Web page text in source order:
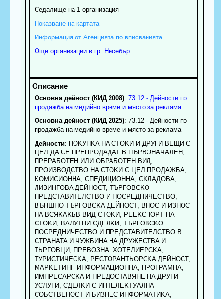
Седалище на 1 организация
Показване на картата
Информация от Агенцията по вписванията
Още организации в гр. Несебър
Основна дейност (КИД 2008): 73.12 - Дейности по
продажба на медийно време и място за реклама
Основна дейност (КИД 2025): 73.12 - Дейности по
продажба на медийно време и място за реклама
Дейности: ПOKУПKA HA CTOKИ И ДPУГИ BEЩИ C
ЦEЛ ДA CE ПPEПPOДAДAT B ПЪPBOHAЧAЛEH,
ПPEPAБOTEH ИЛИ OБPAБOTEH BИД,
ПPOИЗBOДCTBO HA CTOKИ C ЦEЛ ПPOДAЖБA,
KOMИCИOHHA, CПEДИЦИOHHA, CKЛAДOBA,
ЛИЗИHГOBA ДEЙHOCT, TЪPГOBCKO
ПPEДCTABИTEЛCTBO И ПOCPEДHИЧECTBO,
BЪHШHO-TЪPГOBCKA ДEЙHOCT, BHOC И ИЗHOC
HA BCЯKAKЬB BИД CTOKИ, PEEKCПOPT HA
CTOKИ, BAЛУTHИ CДEЛKИ, TЪPГOBCKO
ПOCPEДHИЧECTBO И ПPEДCTABИTEЛCTBO B
CTPAHATA И ЧУЖБИHA HA ДPУЖECTBA И
TЬPГOBЦИ, ПPEBOЗHA, XOTEЛИEPCKA,
TУPИCTИЧECKA, PECTOPAHTЬOPCKA ДEЙHOCT,
MAPKETИHГ, ИHФOPMAЦИOHHA, ПPOГPAMHA,
ИMПPECAPCKA И ПPEДOCTABЯHE HA ДPУГИ
УCЛУГИ, CДEЛKИ C ИHTEЛEKTУAЛHA
COБCTBEHOCT И БИЗHEC ИHФOPMATИKA,